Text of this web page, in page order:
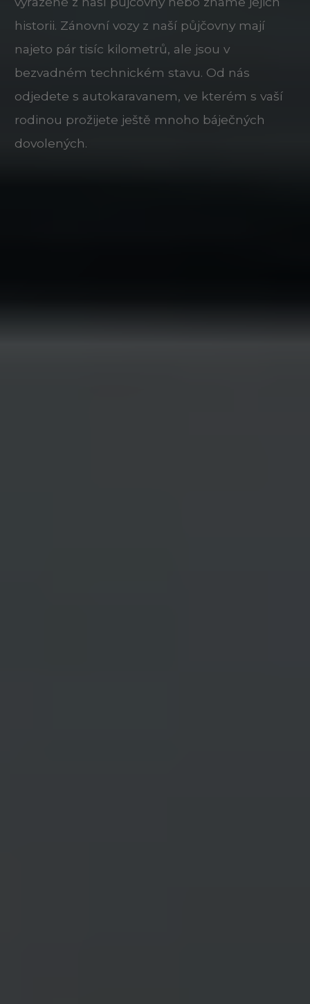
historii. Zánovní vozy z naší půjčovny mají
najeto pár tisíc kilometrů, ale jsou v
bezvadném technickém stavu. Od nás
odjedete s autokaravanem, ve kterém s vaší
rodinou prožijete ještě mnoho báječných
dovolených.